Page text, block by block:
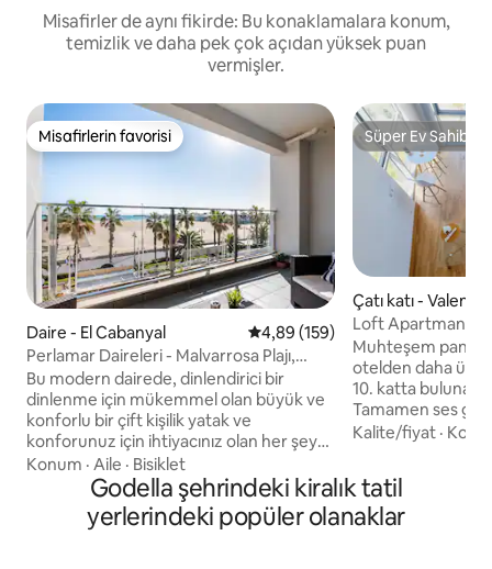
Misafirler de aynı fikirde: Bu konaklamalara konum,
temizlik ve daha pek çok açıdan yüksek puan
vermişler.
Misafirlerin favorisi
Misafirlerin favorisi
Daire - El Cabanyal 5 üzerinden ortalama 4,89
4,89 (159)
Perlamar Daireleri - Malvarrosa Plajı,
Daire...
Bu modern dairede, dinlendirici bir
dinlenme için mükemmel olan büyük ve
konforlu bir çift kişilik yatak ve
konforunuz için ihtiyacınız olan her şeye
sahip tam donanımlı bir banyo vardır.
Oturma odası aydınlıktır, rahat bir
kanepe ve rahatlatıcı bir atmosfer
yaratan modern bir dekorasyon vardır.
Konum · Aile · Bisiklet
Süper Ev Sahibi
Süper Ev Sahibi
Çatı katı -
Loft Apartman
yeri ile
Muhteşem
otelden daha
10. katta bulunan
Tamamen ses
olmadan
restoranlarla dolu
merkezinin
Kalite/fiyat ·
Godella şehrindeki kiralık tatil
yerlerindeki popüler olanaklar